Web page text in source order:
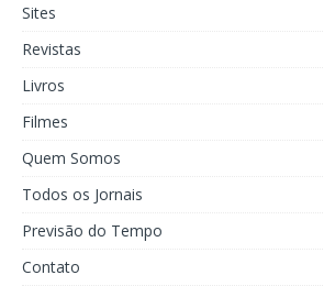
Sites
Revistas
Livros
Filmes
Quem Somos
Todos os Jornais
Previsão do Tempo
Contato